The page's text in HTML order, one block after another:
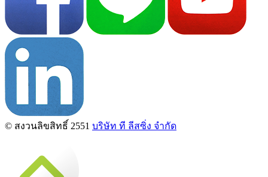
© สงวนลิขสิทธิ์ 2551 บริษัท ที ลีสซิ่ง จำกัด